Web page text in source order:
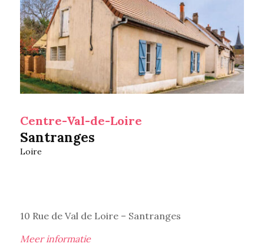
Centre-Val-de-Loire
Santranges
Loire
10 Rue de Val de Loire – Santranges
Meer informatie